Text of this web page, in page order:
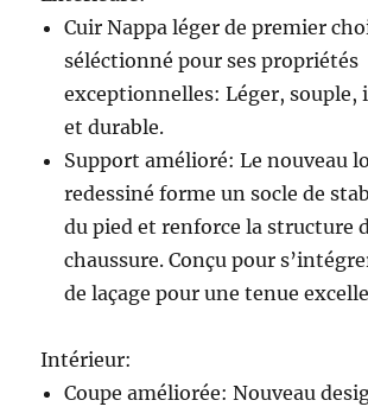
Cuir Nappa léger de premier
séléctionné pour ses propriétés
exceptionnelles: Léger, souple,
et durable.
Support amélioré: Le nouveau
redessiné forme un socle de
du pied et renforce la structure
chaussure. Conçu pour
de laçage pour une tenue
Intérieur:
Coupe améliorée: Nouveau